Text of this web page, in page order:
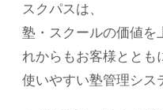
スクパスは、
塾・スクールの価値を
れからもお客様ととも
使いやすい塾管理シス